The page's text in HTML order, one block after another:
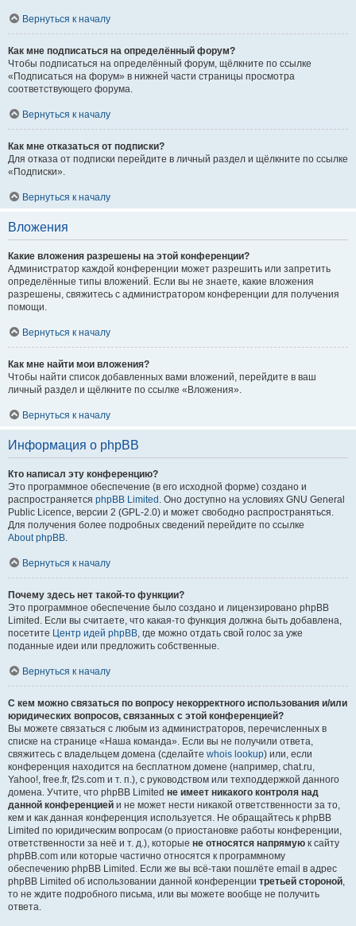
Вернуться к началу
Как мне подписаться на определённый форум?
Чтобы подписаться на определённый форум, щёлкните по ссылке
«Подписаться на форум» в нижней части страницы просмотра
соответствующего форума.
Вернуться к началу
Как мне отказаться от подписки?
Для отказа от подписки перейдите в личный раздел и щёлкните по ссылке
«Подписки».
Вернуться к началу
Вложения
Какие вложения разрешены на этой конференции?
Администратор каждой конференции может разрешить или запретить
определённые типы вложений. Если вы не знаете, какие вложения
разрешены, свяжитесь с администратором конференции для получения
помощи.
Вернуться к началу
Как мне найти мои вложения?
Чтобы найти список добавленных вами вложений, перейдите в ваш
личный раздел и щёлкните по ссылке «Вложения».
Вернуться к началу
Информация о phpBB
Кто написал эту конференцию?
Это программное обеспечение (в его исходной форме) создано и
распространяется phpBB Limited . Оно доступно на условиях GNU General
Public Licence, версии 2 (GPL-2.0) и может свободно распространяться.
Для получения более подробных сведений перейдите по ссылке
About phpBB.
Вернуться к началу
Почему здесь нет такой-то функции?
Это программное обеспечение было создано и лицензировано phpBB
Limited. Если вы считаете, что какая-то функция должна быть добавлена,
посетите Центр идей phpBB, где можно отдать свой голос за уже
поданные идеи или предложить собственные.
Вернуться к началу
С кем можно связаться по вопросу некорректного использования и/или
юридических вопросов, связанных с этой конференцией?
Вы можете связаться с любым из администраторов, перечисленных в
списке на странице «Наша команда». Если вы не получили ответа,
свяжитесь с владельцем домена (сделайте whois lookup) или, если
конференция находится на бесплатном домене (например, chat.ru,
Yahoo!, free.fr, f2s.com и т. п.), с руководством или техподдержкой данного
домена. Учтите, что phpBB Limited не имеет никакого контроля над
данной конференцией и не может нести никакой ответственности за то,
кем и как данная конференция используется. Не обращайтесь к phpBB
Limited по юридическим вопросам (о приостановке работы конференции,
ответственности за неё и т. д.), которые не относятся напрямую к сайту
phpBB.com или которые частично относятся к программному
обеспечению phpBB Limited. Если же вы всё-таки пошлёте email в адрес
phpBB Limited об использовании данной конференции третьей стороной,
то не ждите подробного письма, или вы можете вообще не получить
ответа.